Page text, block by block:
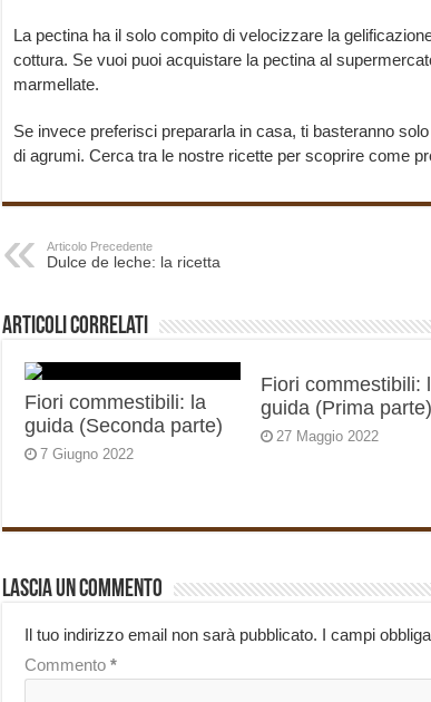
La pectina ha il solo compito di velocizzare la
cottura. Se vuoi puoi acquistare la pectina al
marmellate.
Se invece preferisci prepararla in casa, ti basteranno
di agrumi. Cerca tra le nostre ricette per scoprire come
Articolo Precedente
Dulce de leche: la ricetta
Articoli correlati
Fiori commestibili: la
guida (Seconda parte)
7 Giugno 2022
Fiori commestibili:
guida (Prima parte)
27 Maggio 2022
Lascia un commento
Il tuo indirizzo email non sarà pubblicato. I campi
Commento *